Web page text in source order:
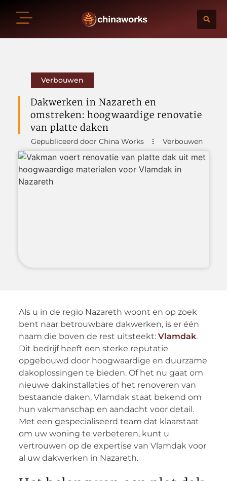
Verbouwen
Dakwerken in Nazareth en
omstreken: hoogwaardige renovatie
van platte daken
Gepubliceerd door China Works Verbouwen
Als u in de regio Nazareth woont en op zoek
bent naar betrouwbare dakwerken, is er één
naam die boven de rest uitsteekt: Vlamdak.
Dit bedrijf heeft een sterke reputatie
opgebouwd door hoogwaardige en duurzame
dakoplossingen te bieden. Of het nu gaat om
nieuwe dakinstallaties of het renoveren van
bestaande daken, Vlamdak staat bekend om
hun vakmanschap en aandacht voor detail.
Met een gespecialiseerd team dat klaarstaat
om uw woning te verbeteren, kunt u
vertrouwen op de expertise van Vlamdak voor
al uw dakwerken in Nazareth.